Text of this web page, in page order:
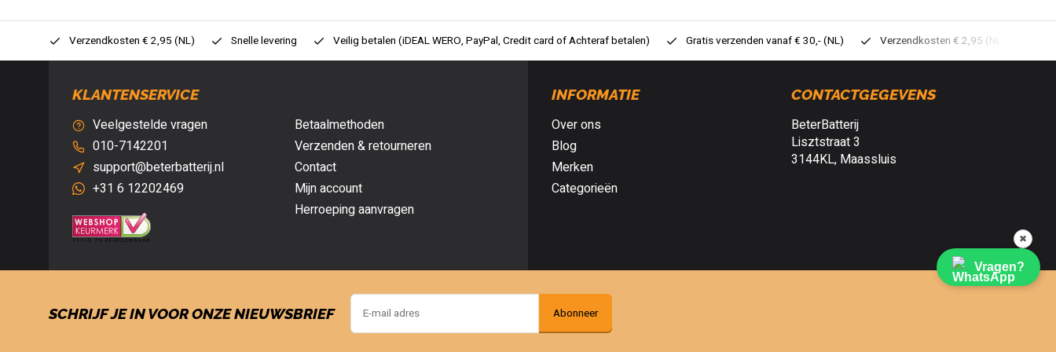
Verzendkosten € 2,95 (NL) Snelle levering Veilig betalen (iDEAL WERO, PayPal, Credit card of Achteraf betalen) Gratis verzenden vanaf € 30,- (NL) Verzendkosten € 2,95 (NL)
KLANTENSERVICE
Veelgestelde vragen
010-7142201
support@beterbatterij.nl
+31 6 12202469
Betaalmethoden
Verzenden & retourneren
Contact
Mijn account
Herroeping aanvragen
INFORMATIE
Over ons
Blog
Merken
Categorieën
CONTACTGEGEVENS
BeterBatterij
Lisztstraat 3
3144KL, Maassluis
SCHRIJF JE IN VOOR ONZE NIEUWSBRIEF Abonneer
✖
Vragen?